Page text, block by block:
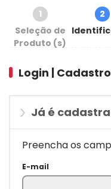
1
Seleção de
Produto (s)
2
Login | Cadastro
Já é
Preencha os
E-mail